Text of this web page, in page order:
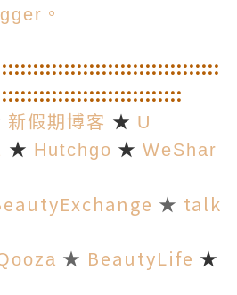
。
:::::::::::::::::::::::::::::::::::
::::::::::::::::::::::::::::
新假期博客 ★ U
★ Hutchgo ★ WeShar
★ talk
★ BeautyLife ★